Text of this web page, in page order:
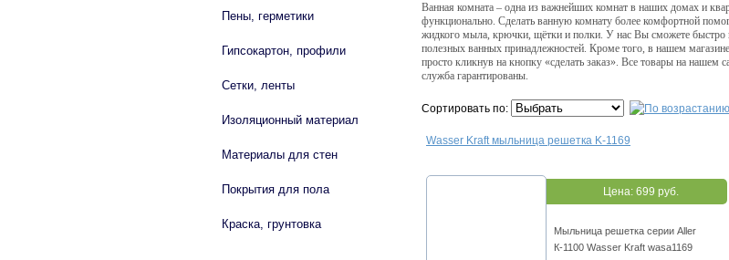
Ванная комната – одна из важнейших комнат в наших домах и
функционально. Сделать ванную комнату более комфортной
жидкого мыла, крючки, щётки и полки. У нас Вы сможете
полезных ванных принадлежностей. Кроме того, в нашем
просто кликнув на кнопку «сделать заказ». Все товары на нашем
служба гарантированы.
Сортировать по:
Wasser Kraft мыльница решетка K-1169
Цена: 699 руб.
Мыльница решетка серии Aller
К-1100 Wasser Kraft wasa1169
Пены, герметики
Гипсокартон, профили
Сетки, ленты
Изоляционный материал
Материалы для стен
Покрытия для пола
Краска, грунтовка